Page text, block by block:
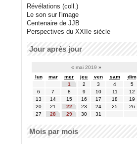
Révélations (coll.)
Le son sur l'image
Centenaire de JJB
Perspectives du XXIIe siècle
Jour après jour
« mai 2019 »
lun
mar mer jeu ven sam
dim
1
2 3 4
5
6
7 8 9 10 11
12
13
14 15 16 17 18
19
20
21 22 23 24 25
26
27
28 29 30 31
Mois par mois